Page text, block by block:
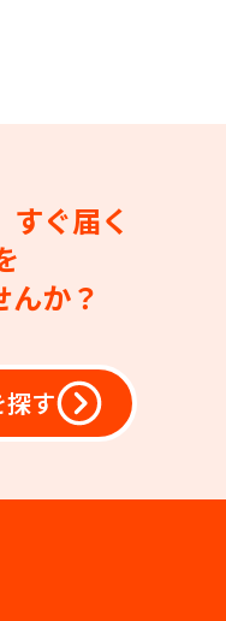
すぐ届く
んか？
す